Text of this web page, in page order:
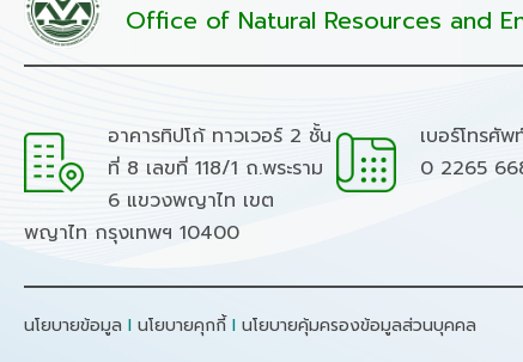
Office of Natural Resources and
อาคารทิปโก้ ทาวเวอร์ 2 ชั้น
ที่ 8 เลขที่ 118/1 ถ.พระราม
6 แขวงพญาไท เขต
พญาไท กรุงเทพฯ 10400
เบอร์โทรศัพ
0 2265
นโยบายข้อมูล I นโยบายคุกกี้ I นโยบายคุ้มครองข้อมูลส่วนบุคคล